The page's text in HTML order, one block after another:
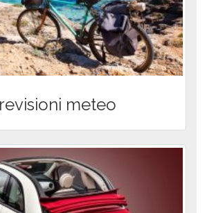
meteo